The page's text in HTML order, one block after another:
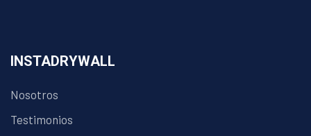
INSTADRYWALL
Nosotros
Testimonios